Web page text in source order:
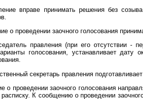
вправе принимать решения без
о проведении заочного голосования
правления (при его отсутствии -
голосования, устанавливает дату
секретарь правления
о проведении заочного голосования
К сообщению о проведении